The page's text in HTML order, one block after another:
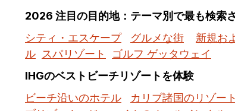
2026 注目の目的地：テーマ別で最も検索
シティ・エスケープ
グルメな街 新規お
ル スパリゾート
ゴルフ ゲッタウェイ
IHGのベストビーチリゾートを体験
ビーチ沿いのホテル
カリブ諸国のリゾート